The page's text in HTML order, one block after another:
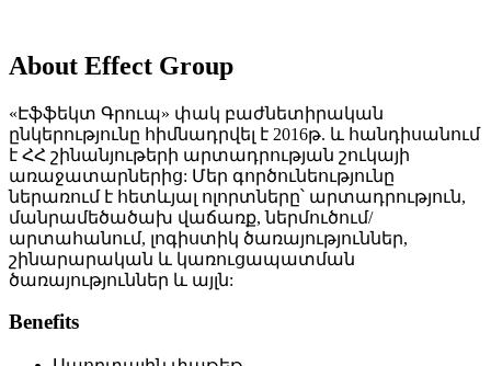
About Effect Group
«Էֆֆեկտ Գրուպ» փակ բաժնետիրական
ընկերությունը հիմնադրվել է 2016թ. և հանդիսանում
է ՀՀ շինանյութերի արտադրության շուկայի
առաջատարներից: Մեր գործունեությունը
ներառում է հետևյալ ոլորտները՝ արտադրություն,
մանրամեծածախ վաճառք, ներմուծում/
արտահանում, լոգիստիկ ծառայություններ,
շինարարական և կառուցապատման
ծառայություններ և այլն:
Benefits